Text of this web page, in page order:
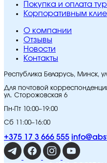
Покупка и оплата
Корпоративным
O компании
Отзывы
Новости
Контакты
Республика Беларусь, Минск,
Для почтовой
ул. Сторожовская 6
Пн-Пт 10:00–19:00
Сб 11:00–16:00
+375 17 3 666 555